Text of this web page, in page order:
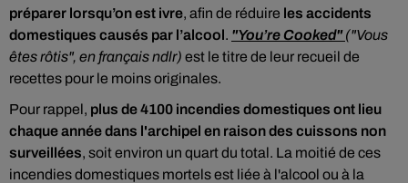
préparer lorsqu’on est ivre, afin de réduire les accidents
domestiques causés par l’alcool. "You’re Cooked" ("Vous
êtes rôtis", en français ndlr) est le titre de leur recueil de
recettes pour le moins originales.
Pour rappel, plus de 4100 incendies domestiques ont lieu
chaque année dans l'archipel en raison des cuissons non
surveillées, soit environ un quart du total. La moitié de ces
incendies domestiques mortels est liée à l'alcool ou à la